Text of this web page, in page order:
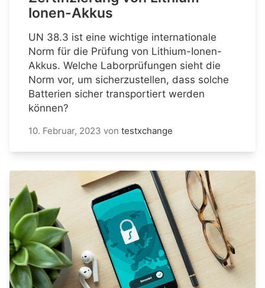
Ionen-Akkus
UN 38.3 ist eine wichtige internationale
Norm für die Prüfung von Lithium-Ionen-
Akkus. Welche Laborprüfungen sieht die
Norm vor, um sicherzustellen, dass solche
Batterien sicher transportiert werden
können?
10. Februar, 2023 von testxchange